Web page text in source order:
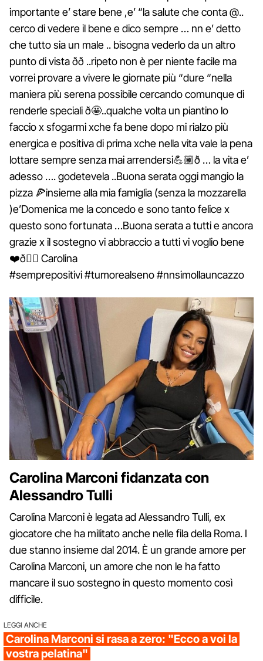
importante e’ stare bene ,e’ “la salute che conta @..
cerco di vedere il bene e dico sempre … nn e’ detto
che tutto sia un male .. bisogna vederlo da un altro
punto di vista ðð ..ripeto non è per niente facile ma
vorrei provare a vivere le giornate più “dure “nella
maniera più serena possibile cercando comunque di
renderle speciali ð🤩..qualche volta un piantino lo
faccio x sfogarmi xche fa bene dopo mi rialzo più
energica e positiva di prima xche nella vita vale la pena
lottare sempre senza mai arrendersi💪🏽ð … la vita e’
adesso …. godetevela ..Buona serata oggi mangio la
pizza 🍕insieme alla mia famiglia (senza la mozzarella
)e’Domenica me la concedo e sono tanto felice x
questo sono fortunata …Buona serata a tutti e ancora
grazie x il sostegno vi abbraccio a tutti vi voglio bene
❤️ð🏽 Carolina
#semprepositivi #tumorealseno #nnsimollauncazzo
Carolina Marconi fidanzata con
Alessandro Tulli
Carolina Marconi è legata ad Alessandro Tulli, ex
giocatore che ha militato anche nelle fila della Roma. I
due stanno insieme dal 2014. È un grande amore per
Carolina Marconi, un amore che non le ha fatto
mancare il suo sostegno in questo momento così
difficile.
LEGGI ANCHE
Carolina Marconi si rasa a zero: "Ecco a voi la
vostra pelatina"